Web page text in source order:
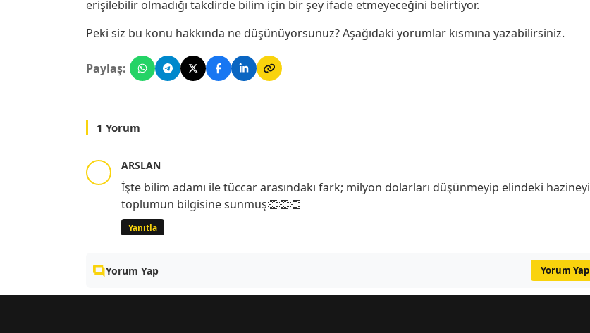
erişilebilir olmadığı takdirde bilim için bir şey ifade etmeyeceğini belirtiyor.
Peki siz bu konu hakkında ne düşünüyorsunuz? Aşağıdaki yorumlar kısmına yazabilirsiniz.
Paylaş:
1 Yorum
ARSLAN
İşte bilim adamı ile tüccar arasındakı fark; milyon dolarları düşünmeyip elindeki hazineyi
toplumun bilgisine sunmuş👏👏👏
Yanıtla
Yorum Yap Yorum Yap